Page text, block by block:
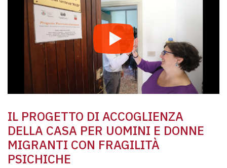
IL PROGETTO DI ACCOGLIENZA
DELLA CASA PER UOMINI E DONNE
MIGRANTI CON FRAGILITÀ
PSICHICHE